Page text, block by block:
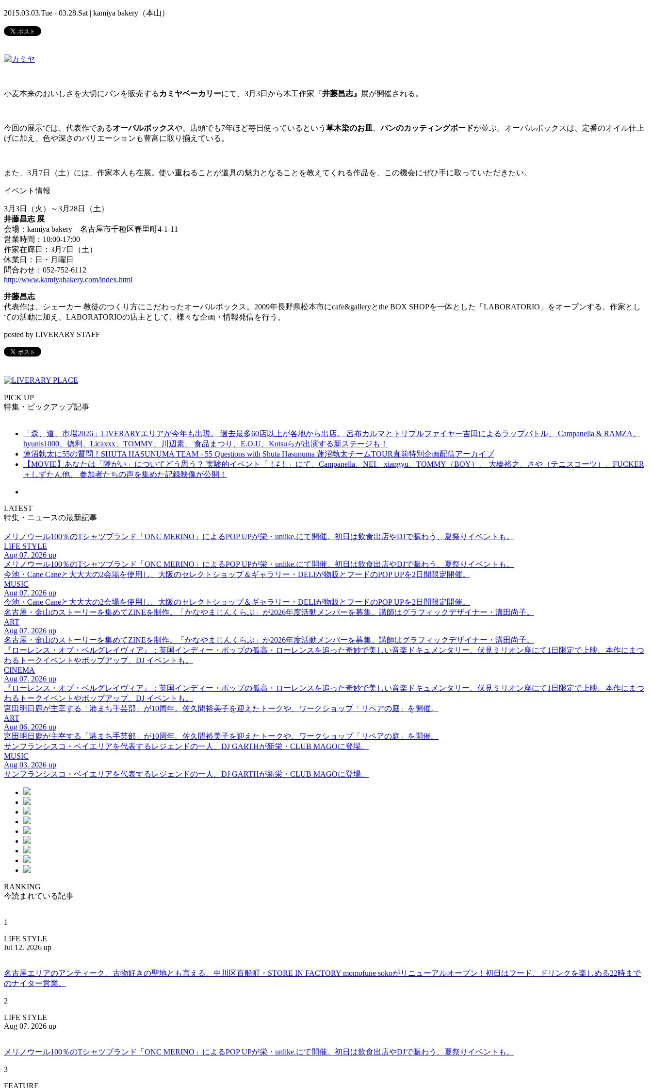
2015.03.03.Tue - 03.28.Sat | kamiya bakery（本山）
小麦本来のおいしさを大切にパンを販売する カミヤベーカリーにて、3月3日から木工作家『井藤昌志』 展が開催される。
今回の展示では、代表作であるオーバルボックスや、店頭でも7年ほど毎日使っているという 草木染のお皿 、パンのカッティングボードが並ぶ。オーバルボックスは、定番のオイル仕上
げに加え、色や深さのバリエーションも豊富に取り揃えている。
また、3月7日（土）には、作家本人も在展。使い重ねることが道具の魅力となることを教えてくれる作品を、この機会にぜひ手に取っていただきたい。
イベント情報
3月3日（火）～3月28日（土）
井藤昌志 展
会場：kamiya bakery 名古屋市千種区春里町4-1-11
営業時間：10:00-17:00
作家在廊日：3月7日（土）
休業日：日・月曜日
問合わせ：052-752-6112
http://www.kamiyabakery.com/index.html
井藤昌志
代表作は、シェーカー 教徒のつくり方にこだわったオーバルボックス。2009年長野県松本市にcafe&galleryとthe BOX SHOPを一体とした「LABORATORIO」をオープンする。作家とし
ての活動に加え、LABORATORIOの店主として、様々な企画・情報発信を行う。
posted by LIVERARY STAFF
PICK UP
特集・ピックアップ記事
「森、道、市場2026」LIVERARYエリアが今年も出現。 過去最多60店以上が各地から出店。 呂布カルマとトリプルファイヤー吉田によるラップバトル、 Campanella & RAMZA、
hyunis1000、徳利、Licaxxx、TOMMY、川辺素、 食品まつり、E.O.U、Kotsuらが出演する新ステージも！
蓮沼執太に55の質問！SHUTA HASUNUMA TEAM - 55 Questions with Shuta Hasunuma 蓮沼執太チームTOUR直前特別企画配信アーカイブ
【MOVIE】あなたは「障がい」についてどう思う？ 実験的イベント「！⇄！」にて、Campanella、NEI、xiangyu、TOMMY（BOY）、 大橋裕之、さや（テニスコーツ）、FUCKER
＋しずたん他、 参加者たちの声を集めた記録映像が公開！
LATEST
特集・ニュースの最新記事
メリノウール100％のTシャツブランド「ONC MERINO」によるPOP UPが栄・unlike.にて開催。初日は飲食出店やDJで賑わう、夏祭りイベントも。
LIFE STYLE
Aug 07. 2026 up
メリノウール100％のTシャツブランド「ONC MERINO」によるPOP UPが栄・unlike.にて開催。初日は飲食出店やDJで賑わう、夏祭りイベントも。
今池・Cane Caneと大大大の2会場を使用し、大阪のセレクトショップ＆ギャラリー・DELIが物販とフードのPOP UPを2日間限定開催。
MUSIC
Aug 07. 2026 up
今池・Cane Caneと大大大の2会場を使用し、大阪のセレクトショップ＆ギャラリー・DELIが物販とフードのPOP UPを2日間限定開催。
名古屋・金山のストーリーを集めてZINEを制作。「かなやまじんくらぶ」が2026年度活動メンバーを募集。講師はグラフィックデザイナー・溝田尚子。
ART
Aug 07. 2026 up
名古屋・金山のストーリーを集めてZINEを制作。「かなやまじんくらぶ」が2026年度活動メンバーを募集。講師はグラフィックデザイナー・溝田尚子。
『ローレンス・オブ・ベルグレイヴィア』：英国インディー・ポップの孤高・ローレンスを追った奇妙で美しい音楽ドキュメンタリー。伏見ミリオン座にて1日限定で上映。本作にまつ
わるトークイベントやポップアップ、DJ イベントも。
CINEMA
Aug 07. 2026 up
『ローレンス・オブ・ベルグレイヴィア』：英国インディー・ポップの孤高・ローレンスを追った奇妙で美しい音楽ドキュメンタリー。伏見ミリオン座にて1日限定で上映。本作にまつ
わるトークイベントやポップアップ、DJ イベントも。
宮田明日鹿が主宰する「港まち手芸部」が10周年。佐久間裕美子を迎えたトークや、ワークショップ「リペアの庭」を開催。
ART
Aug 06. 2026 up
宮田明日鹿が主宰する「港まち手芸部」が10周年。佐久間裕美子を迎えたトークや、ワークショップ「リペアの庭」を開催。
サンフランシスコ・ベイエリアを代表するレジェンドの一人、DJ GARTHが新栄・CLUB MAGOに登場。
MUSIC
Aug 03. 2026 up
サンフランシスコ・ベイエリアを代表するレジェンドの一人、DJ GARTHが新栄・CLUB MAGOに登場。
RANKING
今読まれている記事
1
LIFE STYLE
Jul 12. 2026 up
名古屋エリアのアンティーク、古物好きの聖地とも言える、中川区百船町・STORE IN FACTORY momofune sokoがリニューアルオープン！初日はフード、ドリンクを楽しめる22時まで
のナイター営業。
2
LIFE STYLE
Aug 07. 2026 up
メリノウール100％のTシャツブランド「ONC MERINO」によるPOP UPが栄・unlike.にて開催。初日は飲食出店やDJで賑わう、夏祭りイベントも。
3
FEATURE